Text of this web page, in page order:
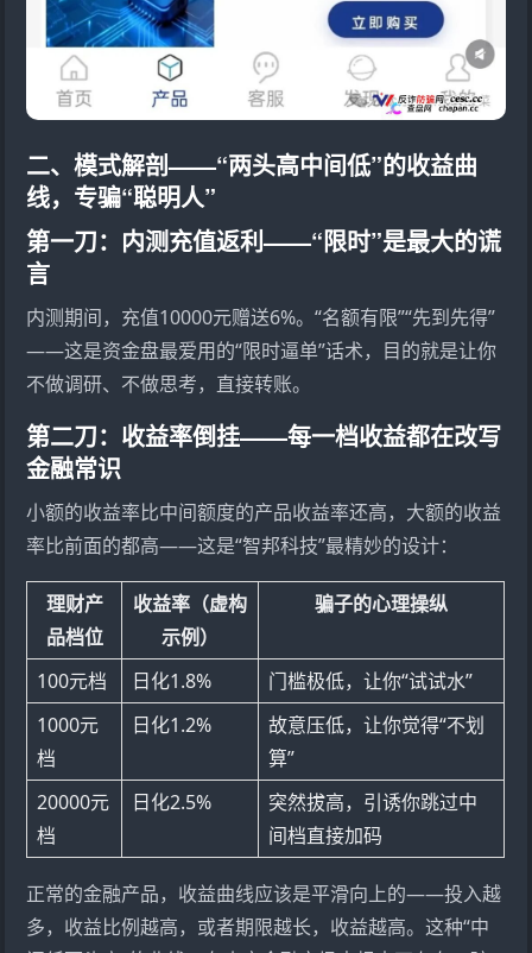
二、模式解剖——“两头高中间低”的收益曲
线，专骗“聪明人”
第一刀：内测充值返利——“限时”是最大的谎
言
内测期间，充值10000元赠送6%。“名额有限”“先到先得”
——这是资金盘最爱用的“限时逼单”话术，目的就是让你
不做调研、不做思考，直接转账。
第二刀：收益率倒挂——每一档收益都在改写
金融常识
小额的收益率比中间额度的产品收益率还高，大额的收益
率比前面的都高——这是“智邦科技”最精妙的设计：
理财产
品档位
收益率（虚构
示例）
骗子的心理操纵
100元档 日化1.8%
门槛极低，让你“试试水”
1000元
档
日化1.2%
故意压低，让你觉得“不划
算”
20000元
档
日化2.5%
突然拔高，引诱你跳过中
间档直接加码
正常的金融产品，收益曲线应该是平滑向上的——投入越
多，收益比例越高，或者期限越长，收益越高。这种“中